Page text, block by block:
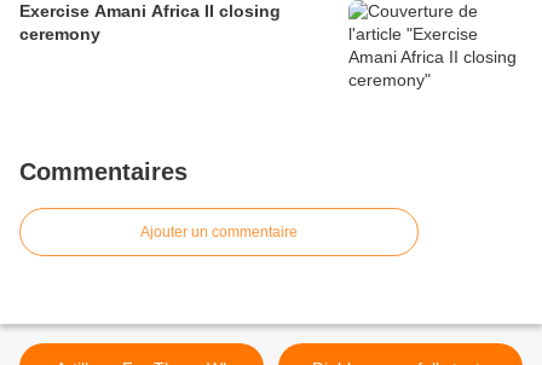
Exercise Amani Africa II closing
ceremony
Commentaires
Ajouter un commentaire